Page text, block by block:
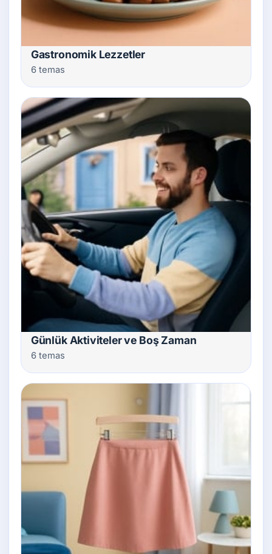
Gastronomik Lezzetler
6 temas
Günlük Aktiviteler ve Boş Zaman
6 temas